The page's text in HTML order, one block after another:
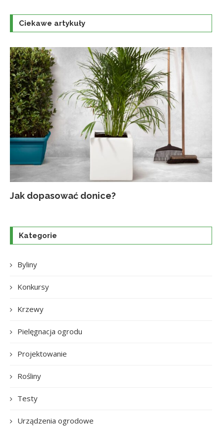
Ciekawe artykuły
Jak dopasować donice?
Kategorie
Byliny
Konkursy
Krzewy
Pielęgnacja ogrodu
Projektowanie
Rośliny
Testy
Urządzenia ogrodowe